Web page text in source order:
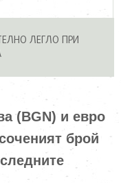
ЛЕГЛО ПРИ
(BGN) и евро
брой